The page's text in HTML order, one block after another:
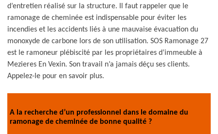
d’entretien réalisé sur la structure. Il faut rappeler que le
ramonage de cheminée est indispensable pour éviter les
incendies et les accidents liés à une mauvaise évacuation du
monoxyde de carbone lors de son utilisation. SOS Ramonage 27
est le ramoneur plébiscité par les propriétaires d’immeuble à
Mezieres En Vexin. Son travail n’a jamais déçu ses clients.
Appelez-le pour en savoir plus.
A la recherche d’un professionnel dans le domaine du
ramonage de cheminée de bonne qualité ?